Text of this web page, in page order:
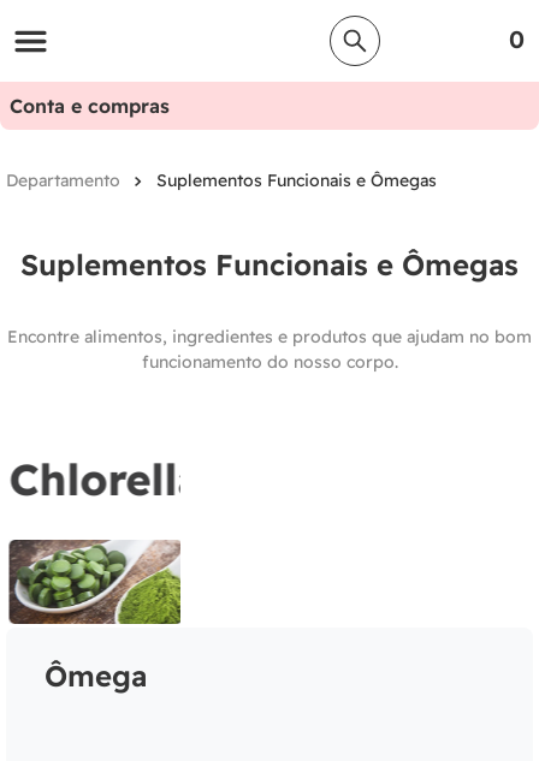
0
Conta e compras
Suplementos Funcionais e Ômegas
Suplementos Funcionais e Ômegas
Encontre alimentos, ingredientes e produtos que ajudam no bom
funcionamento do nosso corpo.
Chlorella
Ômega